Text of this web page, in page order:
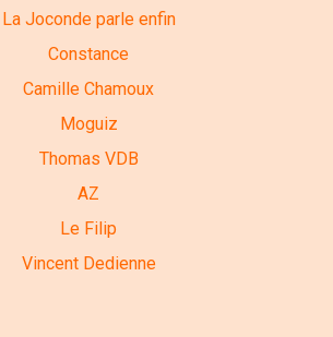
La Joconde parle enfin
Constance
Camille Chamoux
Moguiz
Thomas VDB
AZ
Le Filip
Vincent Dedienne